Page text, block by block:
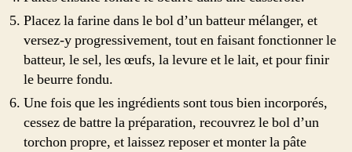
Placez la farine dans le bol d’un batteur mélanger, et
versez-y progressivement, tout en faisant fonctionner le
batteur, le sel, les œufs, la levure et le lait, et pour finir
le beurre fondu.
Une fois que les ingrédients sont tous bien incorporés,
cessez de battre la préparation, recouvrez le bol d’un
torchon propre, et laissez reposer et monter la pâte